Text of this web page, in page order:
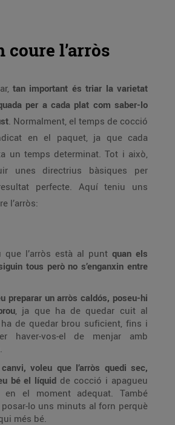
coure l’arròs
tan important és triar la varietat
per a cada plat com saber-lo
. Normalment, el temps de cocció
en el paquet, ja que cada
un temps determinat. Tot i això,
unes directrius bàsiques per
perfecte. Aquí teniu uns
l’arròs:
que l’arròs està al punt quan els
tous però no s’enganxin entre
preparar un arròs caldós, poseu-hi
, ja que ha de quedar cuit al
de quedar brou suficient, fins i
haver-vos-el de menjar amb
voleu que l’arròs quedi sec,
bé el líquid de cocció i apagueu
el moment adequat. També
lo uns minuts al forn perquè
més bé.